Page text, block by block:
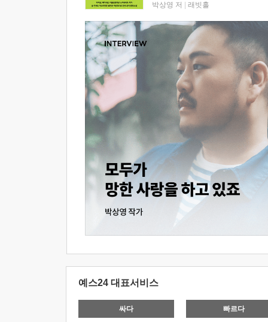
박상영 저 래빗홀
예스24 대표서비스
싸다 빠르다